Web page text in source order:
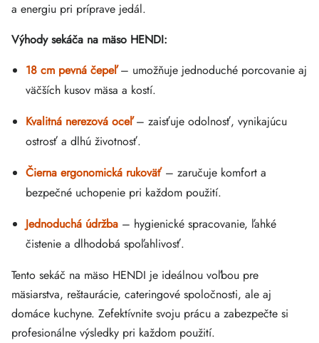
a energiu pri príprave jedál.
Výhody sekáča na mäso HENDI:
18 cm pevná čepeľ– umožňuje jednoduché porcovanie aj
väčších kusov mäsa a kostí.
Kvalitná nerezová oceľ– zaisťuje odolnosť, vynikajúcu
ostrosť a dlhú životnosť.
Čierna ergonomická rukoväť– zaručuje komfort a
bezpečné uchopenie pri každom použití.
Jednoduchá údržba – hygienické spracovanie, ľahké
čistenie a dlhodobá spoľahlivosť.
Tento sekáč na mäso HENDI je ideálnou voľbou pre
mäsiarstva, reštaurácie, cateringové spoločnosti, ale aj
domáce kuchyne. Zefektívnite svoju prácu a zabezpečte si
profesionálne výsledky pri každom použití.